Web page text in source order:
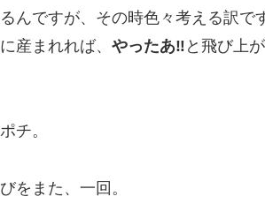
んですが、その時色々考える訳で
産まれれば、 やったあ‼️ と飛び上
チ。
をまた、一回。